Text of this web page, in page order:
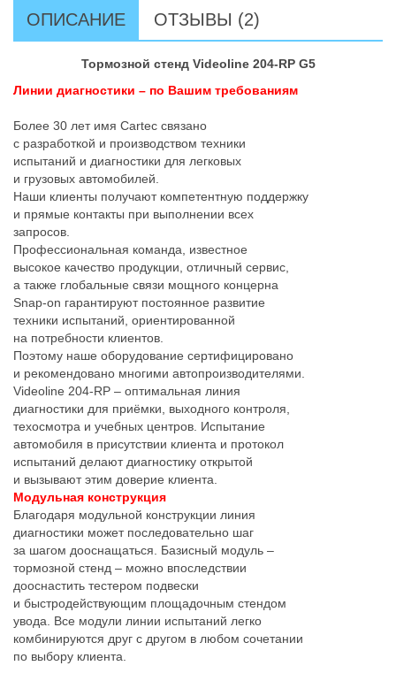
ОПИСАНИЕ ОТЗЫВЫ (2)
Тормозной стенд Videoline 204-RP G5
Линии диагностики – по Вашим требованиям
Более 30 лет имя Cartec связано
с разработкой и производством техники
испытаний и диагностики для легковых
и грузовых автомобилей.
Наши клиенты получают компетентную поддержку
и прямые контакты при выполнении всех
запросов.
Профессиональная команда, известное
высокое качество продукции, отличный сервис,
а также глобальные связи мощного концерна
Snap-on гарантируют постоянное развитие
техники испытаний, ориентированной
на потребности клиентов.
Поэтому наше оборудование сертифицировано
и рекомендовано многими автопроизводителями.
Videoline 204-RP – оптимальная линия
диагностики для приёмки, выходного контроля,
техосмотра и учебных центров. Испытание
автомобиля в присутствии клиента и протокол
испытаний делают диагностику открытой
и вызывают этим доверие клиента.
Модульная конструкция
Благодаря модульной конструкции линия
диагностики может последовательно шаг
за шагом дооснащаться. Базисный модуль –
тормозной стенд – можно впоследствии
дооснастить тестером подвески
и быстродействующим площадочным стендом
увода. Все модули линии испытаний легко
комбинируются друг с другом в любом сочетании
по выбору клиента.